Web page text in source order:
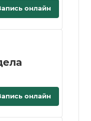
онлайн
онлайн